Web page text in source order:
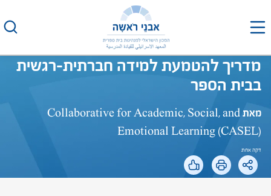
מדריך להטמעת למידה חברתית-רגשית
בבית הספר
מאתCollaborative for Academic, Social, and
Emotional Learning (CASEL)
דקה אחת